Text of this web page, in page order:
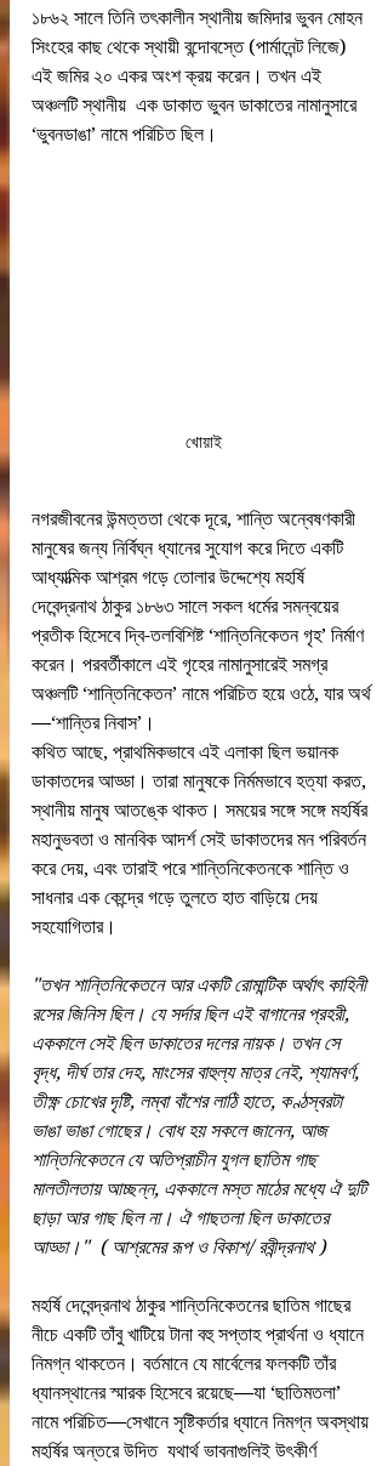
১৮৬২ সালে তিনি তৎকালীন স্থানীয় জমিদার ভুবন মোহন
সিংহের কাছ থেকে স্থায়ী বন্দোবস্তে (পার্মানেন্ট লিজে)
এই জমির ২০ একর অংশ ক্রয় করেন। তখন এই
অঞ্চলটি স্থানীয়  এক ডাকাত ভুবন ডাকাতের নামানুসারে
‘ভুবনডাঙা’ নামে পরিচিত ছিল।
খোয়াই
নগরজীবনের উন্মত্ততা থেকে দূরে, শান্তি অন্বেষণকারী
মানুষের জন্য নির্বিঘ্ন ধ্যানের সুযোগ করে দিতে একটি
আধ্যাত্মিক আশ্রম গড়ে তোলার উদ্দেশ্যে মহর্ষি
দেবেন্দ্রনাথ ঠাকুর ১৮৬৩ সালে সকল ধর্মের সমন্বয়ের
প্রতীক হিসেবে দ্বি-তলবিশিষ্ট ‘শান্তিনিকেতন গৃহ’ নির্মাণ
করেন। পরবর্তীকালে এই গৃহের নামানুসারেই সমগ্র
অঞ্চলটি ‘শান্তিনিকেতন’ নামে পরিচিত হয়ে ওঠে, যার অর্থ
—‘শান্তির নিবাস’।
কথিত আছে, প্রাথমিকভাবে এই এলাকা ছিল ভয়ানক
ডাকাতদের আড্ডা। তারা মানুষকে নির্মমভাবে হত্যা করত,
স্থানীয় মানুষ আতঙ্কে থাকত। সময়ের সঙ্গে সঙ্গে মহর্ষির
মহানুভবতা ও মানবিক আদর্শ সেই ডাকাতদের মন পরিবর্তন
করে দেয়, এবং তারাই পরে শান্তিনিকেতনকে শান্তি ও
সাধনার এক কেন্দ্রে গড়ে তুলতে হাত বাড়িয়ে দেয়
সহযোগিতার।
"তখন শান্তিনিকেতনে আর একটি রোমান্টিক অর্থাৎ কাহিনী
রসের জিনিস ছিল। যে সর্দার ছিল এই বাগানের প্রহরী,
এককালে সেই ছিল ডাকাতের দলের নায়ক। তখন সে
বৃদ্ধ, দীর্ঘ তার দেহ, মাংসের বাহুল্য মাত্র নেই, শ্যামবর্ণ,
তীক্ষ্ণ চোখের দৃষ্টি, লম্বা বাঁশের লাঠি হাতে, কণ্ঠস্বরটা
ভাঙা ভাঙা গোছের। বোধ হয় সকলে জানেন, আজ
শান্তিনিকেতনে যে অতিপ্রাচীন যুগল ছাতিম গাছ
মালতীলতায় আচ্ছন্ন, এককালে মস্ত মাঠের মধ্যে ঐ দুটি
ছাড়া আর গাছ ছিল না। ঐ গাছতলা ছিল ডাকাতের
আড্ডা।"  ( আশ্রমের রূপ ও বিকাশ/ রবীন্দ্রনাথ )
মহর্ষি দেবেন্দ্রনাথ ঠাকুর শান্তিনিকেতনের ছাতিম গাছের
নীচে একটি তাঁবু খাটিয়ে টানা বহু সপ্তাহ প্রার্থনা ও ধ্যানে
নিমগ্ন থাকতেন। বর্তমানে যে মার্বেলের ফলকটি তাঁর
ধ্যানস্থানের স্মারক হিসেবে রয়েছে—যা ‘ছাতিমতলা’
নামে পরিচিত—সেখানে সৃষ্টিকর্তার ধ্যানে নিমগ্ন অবস্থায়
মহর্ষির অন্তরে উদিত  যথার্থ ভাবনাগুলিই উৎকীর্ণ